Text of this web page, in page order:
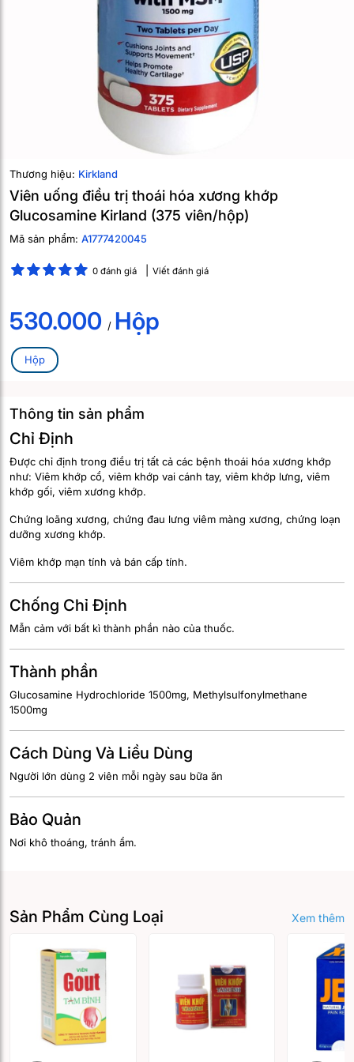
Thương hiệu: Kirkland
Viên uống điều trị thoái hóa xương khớp
Glucosamine Kirland (375 viên/hộp)
Mã sản phẩm: A1777420045
0 đánh giá Viết đánh giá
530.000 / Hộp
Hộp
Thông tin sản phẩm
Chỉ Định
Được chỉ định trong điều trị tất cả các bệnh thoái hóa xương khớp
như: Viêm khớp cổ, viêm khớp vai cánh tay, viêm khớp lưng, viêm
khớp gối, viêm xương khớp.
Chứng loãng xương, chứng đau lưng viêm màng xương, chứng loạn
dưỡng xương khớp.
Viêm khớp mạn tính và bán cấp tính.
Chống Chỉ Định
Mẫn cảm với bất kì thành phần nào của thuốc.
Thành phần
Glucosamine Hydrochloride 1500mg, Methylsulfonylmethane
1500mg
Cách Dùng Và Liều Dùng
Người lớn dùng 2 viên mỗi ngày sau bữa ăn
Bảo Quản
Nơi khô thoáng, tránh ẩm.
Sản Phẩm Cùng Loại Xem thêm